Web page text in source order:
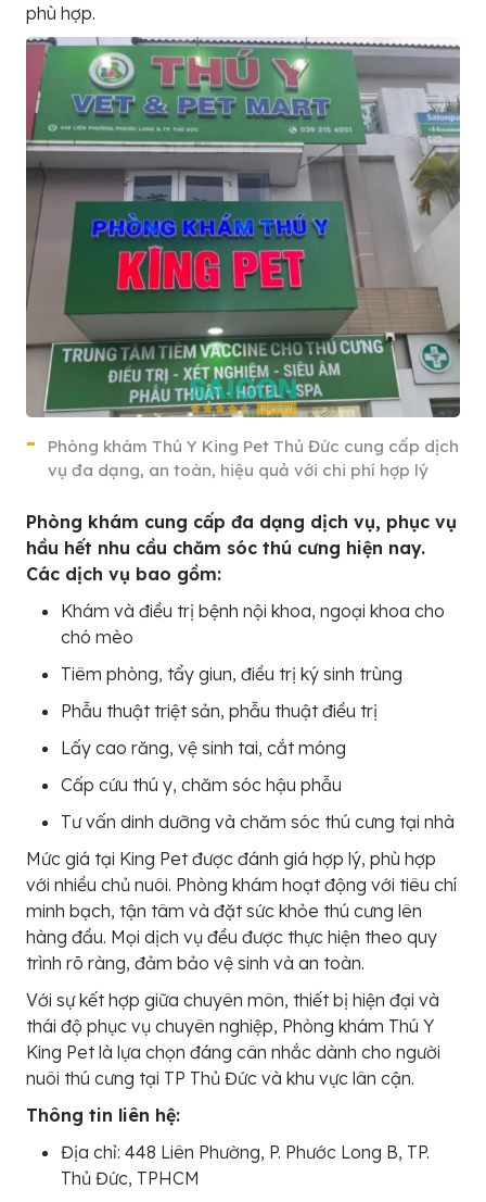
phù hợp.
Phòng khám Thú Y King Pet Thủ Đức cung cấp dịch
vụ đa dạng, an toàn, hiệu quả với chi phí hợp lý
Phòng khám cung cấp đa dạng dịch vụ, phục vụ
hầu hết nhu cầu chăm sóc thú cưng hiện nay.
Các dịch vụ bao gồm:
Khám và điều trị bệnh nội khoa, ngoại khoa cho
chó mèo
Tiêm phòng, tẩy giun, điều trị ký sinh trùng
Phẫu thuật triệt sản, phẫu thuật điều trị
Lấy cao răng, vệ sinh tai, cắt móng
Cấp cứu thú y, chăm sóc hậu phẫu
Tư vấn dinh dưỡng và chăm sóc thú cưng tại nhà
Mức giá tại King Pet được đánh giá hợp lý, phù hợp
với nhiều chủ nuôi. Phòng khám hoạt động với tiêu chí
minh bạch, tận tâm và đặt sức khỏe thú cưng lên
hàng đầu. Mọi dịch vụ đều được thực hiện theo quy
trình rõ ràng, đảm bảo vệ sinh và an toàn.
Với sự kết hợp giữa chuyên môn, thiết bị hiện đại và
thái độ phục vụ chuyên nghiệp, Phòng khám Thú Y
King Pet là lựa chọn đáng cân nhắc dành cho người
nuôi thú cưng tại TP Thủ Đức và khu vực lân cận.
Thông tin liên hệ:
Địa chỉ: 448 Liên Phường, P. Phước Long B, TP.
Thủ Đức, TPHCM